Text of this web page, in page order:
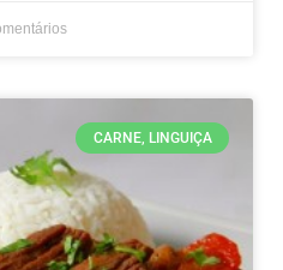
CARNE, LINGUIÇA